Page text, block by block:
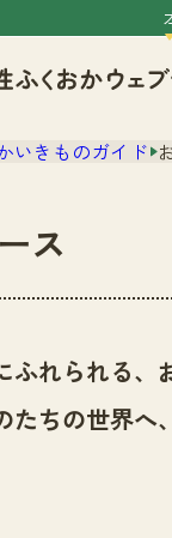
介
介TOP
シー
イド
いきものガイド
ス
ふれられる、
たちの世界へ